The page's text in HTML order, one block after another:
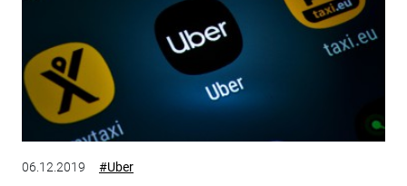
06.12.2019 #Uber